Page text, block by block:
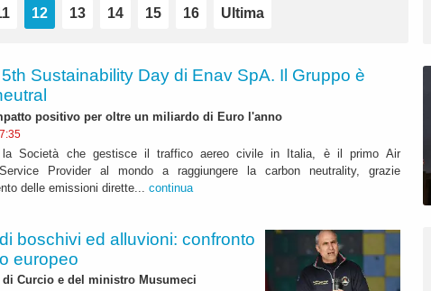
12 13 14 15 16 Ultima
5th Sustainability Day di Enav SpA. Il Gruppo è
positivo per oltre un miliardo di Euro l'anno
la Società che gestisce il traffico aereo civile in Italia, è il primo Air
Provider al mondo a raggiungere la carbon neutrality, grazie
delle emissioni dirette... continua
boschivi ed alluvioni: confronto
europeo
Curcio e del ministro Musumeci